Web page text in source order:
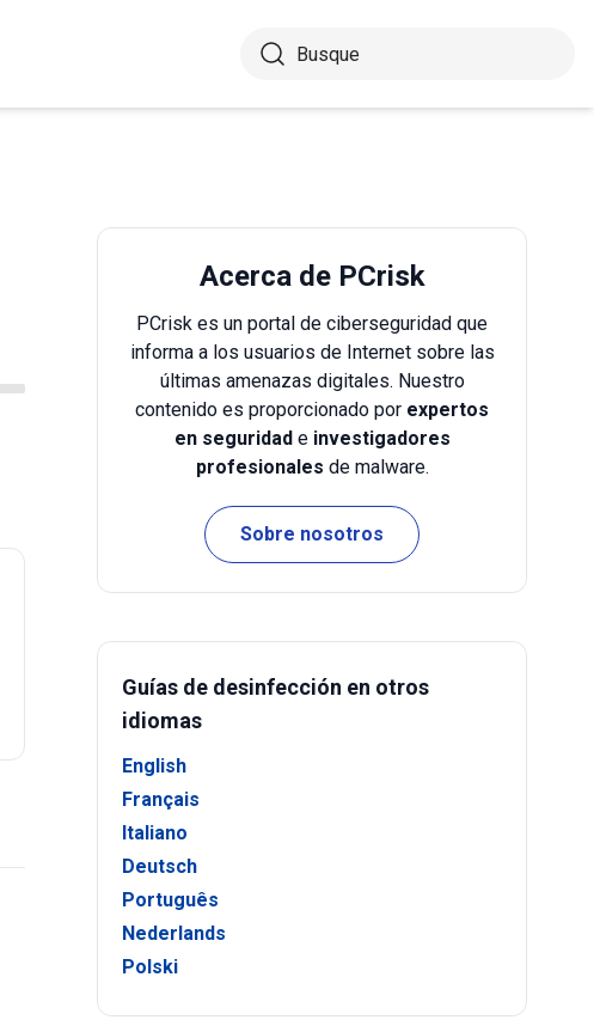
Acerca de PCrisk
PCrisk es un portal de ciberseguridad que
informa a los usuarios de Internet sobre las
últimas amenazas digitales. Nuestro
contenido es proporcionado por expertos
en seguridade investigadores
profesionales de malware.
Sobre nosotros
Guías de desinfección en otros
idiomas
English
Français
Italiano
Deutsch
Português
Nederlands
Polski